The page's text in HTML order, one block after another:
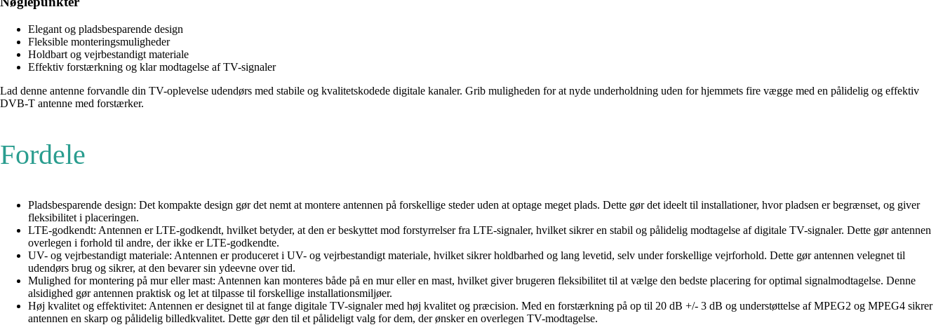
Elegant og pladsbesparende design
Fleksible monteringsmuligheder
Holdbart og vejrbestandigt materiale
Effektiv forstærkning og klar modtagelse af TV-signaler
Lad denne antenne forvandle din TV-oplevelse udendørs med stabile og kvalitetskodede digitale kanaler. Grib muligheden for at nyde underholdning uden for hjemmets fire vægge med en pålidelig og effektiv
DVB-T antenne med forstærker.
Fordele
Pladsbesparende design: Det kompakte design gør det nemt at montere antennen på forskellige steder uden at optage meget plads. Dette gør det ideelt til installationer, hvor pladsen er begrænset, og giver
fleksibilitet i placeringen.
LTE-godkendt: Antennen er LTE-godkendt, hvilket betyder, at den er beskyttet mod forstyrrelser fra LTE-signaler, hvilket sikrer en stabil og pålidelig modtagelse af digitale TV-signaler. Dette gør antennen
overlegen i forhold til andre, der ikke er LTE-godkendte.
UV- og vejrbestandigt materiale: Antennen er produceret i UV- og vejrbestandigt materiale, hvilket sikrer holdbarhed og lang levetid, selv under forskellige vejrforhold. Dette gør antennen velegnet til
udendørs brug og sikrer, at den bevarer sin ydeevne over tid.
Mulighed for montering på mur eller mast: Antennen kan monteres både på en mur eller en mast, hvilket giver brugeren fleksibilitet til at vælge den bedste placering for optimal signalmodtagelse. Denne
alsidighed gør antennen praktisk og let at tilpasse til forskellige installationsmiljøer.
Høj kvalitet og effektivitet: Antennen er designet til at fange digitale TV-signaler med høj kvalitet og præcision. Med en forstærkning på op til 20 dB +/- 3 dB og understøttelse af MPEG2 og MPEG4 sikrer
antennen en skarp og pålidelig billedkvalitet. Dette gør den til et pålideligt valg for dem, der ønsker en overlegen TV-modtagelse.